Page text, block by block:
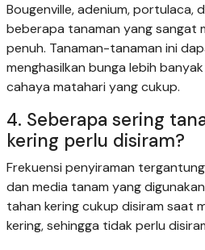
Bougenville, adenium, portulaca,
beberapa tanaman yang sangat
penuh. Tanaman-tanaman ini
menghasilkan bunga lebih
cahaya matahari yang cukup.
4. Seberapa sering
kering perlu disiram?
Frekuensi penyiraman
dan media tanam yang
tahan kering cukup disiram saat
kering, sehingga tidak perlu